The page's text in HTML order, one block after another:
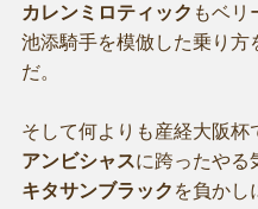
カレンミロティック もベリ
池添騎手を模倣した乗り
だ。
そして何よりも産経大阪杯
アンビシャスに跨ったやる
キタサンブラック を負かし